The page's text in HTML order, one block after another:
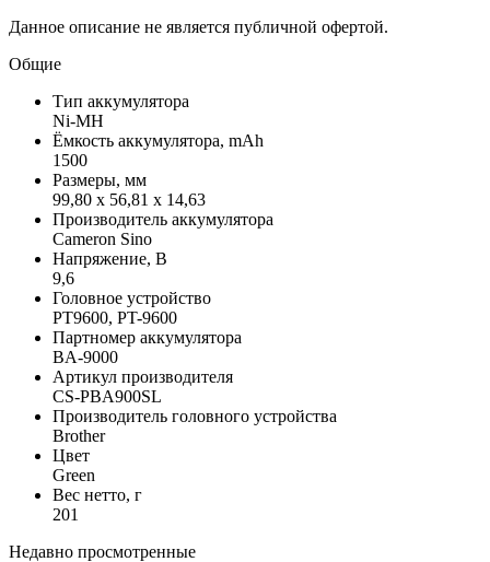
Данное описание не является публичной офертой.
Общие
Тип аккумулятора
Ni-MH
Ёмкость аккумулятора, mAh
1500
Размеры, мм
99,80 x 56,81 x 14,63
Производитель аккумулятора
Cameron Sino
Напряжение, В
9,6
Головное устройство
PT9600, PT-9600
Партномер аккумулятора
BA-9000
Артикул производителя
CS-PBA900SL
Производитель головного устройства
Brother
Цвет
Green
Вес нетто, г
201
Недавно просмотренные